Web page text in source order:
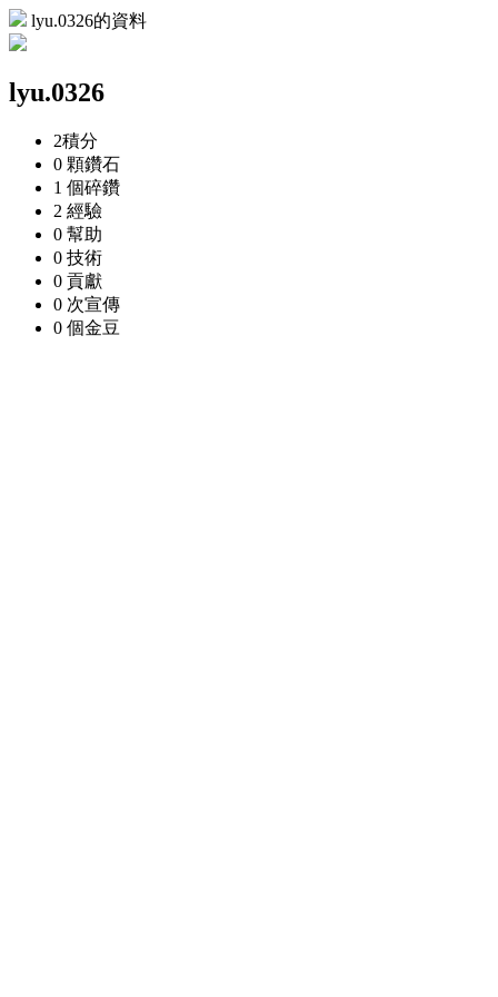
lyu.0326的資料
lyu.0326
2積分
0 顆鑽石
1 個碎鑽
2 經驗
0 幫助
0 技術
0 貢獻
0 次宣傳
0 個金豆